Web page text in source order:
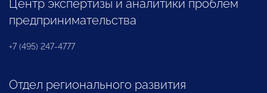
Центр экспертизы и аналитики проблем
предпринимательства
+7 (495) 247-4777
Отдел регионального развития